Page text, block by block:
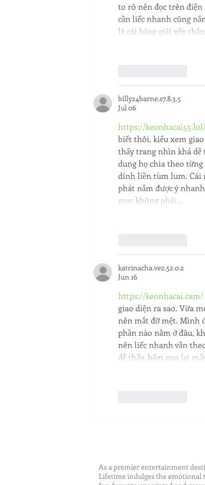
to rõ nên đọc trên điện
cần liếc nhanh cũng
là cái bảng giải xếp
billy24barne.s7.8.3.5
Jul 06
https://keonhacai55.lol/
biết thôi, kiểu xem
thấy trang nhìn khá dễ
dung họ chia theo
dính liền tùm lum. Cái
phát nắm được ý
mục không phải…
katrinacha.vez.52.0.2
Jun 16
https://keonhacai.cam/
giao diện ra sao. Vừa
nên mắt đỡ mệt. Mình
phần nào nằm ở đâu,
nên liếc nhanh vẫn
dễ thấy, bấm qua lại
As a premier entertainment
Lifetime indulges the emotional